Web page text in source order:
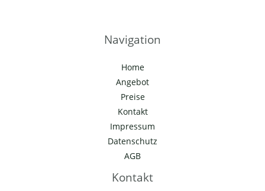
Navigation
Home
Angebot
Preise
Kontakt
Impressum
Datenschutz
AGB
Kontakt